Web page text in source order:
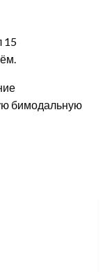
15
бимодальную